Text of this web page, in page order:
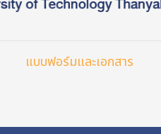
แบบฟอร์มและเอกสาร